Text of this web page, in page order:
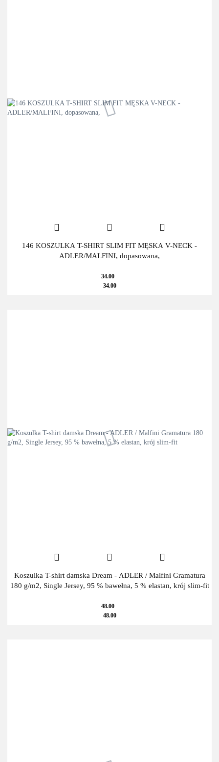
146 KOSZULKA T-SHIRT SLIM FIT MĘSKA V-NECK -
ADLER/MALFINI, dopasowana,
34.00
34.00
Koszulka T-shirt damska Dream - ADLER / Malfini Gramatura
180 g/m2, Single Jersey, 95 % bawełna, 5 % elastan, krój slim-fit
48.00
48.00